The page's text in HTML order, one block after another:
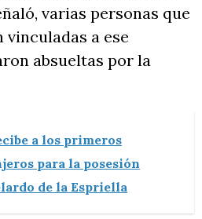
varias personas que
vinculadas a ese
absueltas por la
a los primeros
para la posesión
de la Espriella